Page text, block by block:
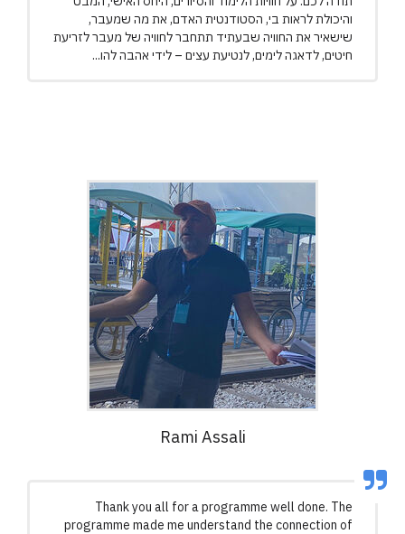
והיכולת לראות בי, הסטודנטית האדם, את מה שמעבר,
שישאיר את החוויה שבעתיד תתחבר לחוויה של מעבר לזריעת
חיטים, לדאגה לימים, לנטיעת עצים – לידי אהבה להו...
Rami Assali
Thank you all for a programme well done. The
programme made me understand the connection of